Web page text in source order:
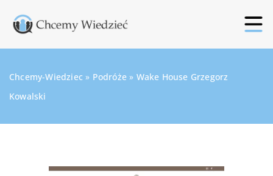
Chcemy-Wiedziec » Podróże » Wake House Grzegorz
Kowalski